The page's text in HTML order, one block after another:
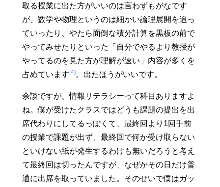
取る授業に出た方がいいのは言わずもがなです
が、数学や物理というのは細かい論理展開を追っ
ていったり、やたら面倒な積分計算を黒板の前で
やってみせたりといった「自分でやるより教授が
やってるのを見た方が理解が速い」内容が多くを
占めています [4]。出たほうがいいです。
余談ですが、情報リテラシーって科目ありますよ
ね。僕が受けたクラスではどうも課題の提出を出
席代わりにしてるっぽくて、最終回より1回手前
の授業で課題が出ず、最終回で何か受け取らない
といけない紙が発生するわけも無いだろうと考え
て最終回は切ったんですが、なぜかその日だけ普
通に出席を取っていました。そのせいで僕はガッ